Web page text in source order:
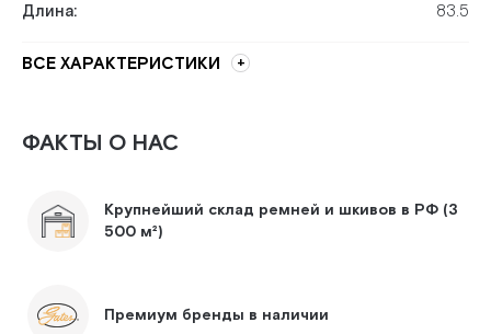
Длина: 83.5
ВСЕ ХАРАКТЕРИСТИКИ
ФАКТЫ О НАС
Крупнейший склад ремней и шкивов в РФ (3
500 м²)
Премиум бренды в наличии